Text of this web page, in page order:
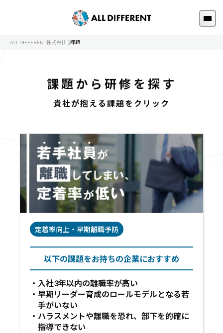
ALL DIFFERENT株式会社 課題
課題から研修を探す
貴社が抱える課題をクリック
定着率向上・早期離職予防
以下の課題をお持ちの企業におすすめ
入社3年以内の離職率が高い
早期リーダー育成のロールモデルとなる若
手がいない
ハラスメントや離職を恐れ、部下を的確に
指導できない